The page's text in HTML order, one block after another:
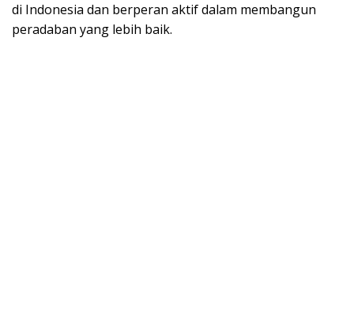
di Indonesia dan berperan aktif dalam membangun
peradaban yang lebih baik.